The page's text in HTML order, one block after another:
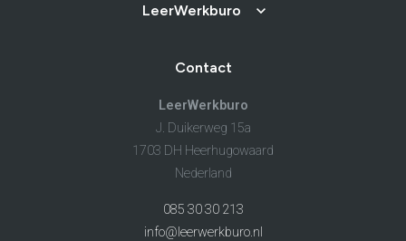
LeerWerkburo
Contact
LeerWerkburo
J. Duikerweg 15a
1703 DH Heerhugowaard
Nederland
085 30 30 213
info@leerwerkburo.nl